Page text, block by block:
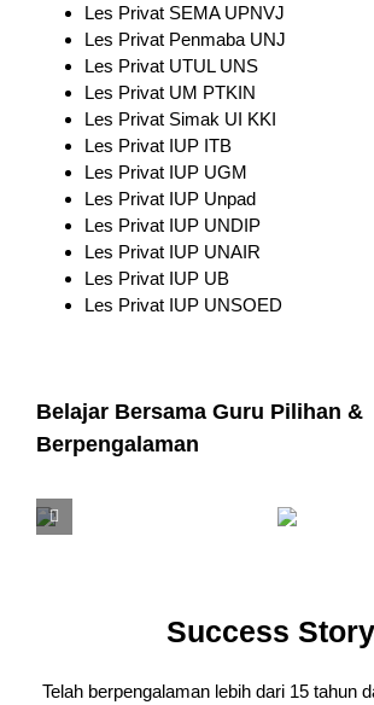
Les Privat SEMA UPNVJ
Les Privat Penmaba UNJ
Les Privat UTUL UNS
Les Privat UM PTKIN
Les Privat Simak UI KKI
Les Privat IUP ITB
Les Privat IUP UGM
Les Privat IUP Unpad
Les Privat IUP UNDIP
Les Privat IUP UNAIR
Les Privat IUP UB
Les Privat IUP UNSOED
Belajar Bersama Guru Pilihan &
Berpengalaman
Success Story
Telah berpengalaman lebih dari 15 tahun